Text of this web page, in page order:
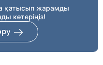
қатысып жарамды
көтеріңіз!